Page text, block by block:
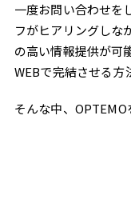
一度お問い合わせを
フがヒアリングしな
の高い情報提供が可
WEBで完結させる方
そんな中、OPTEMO